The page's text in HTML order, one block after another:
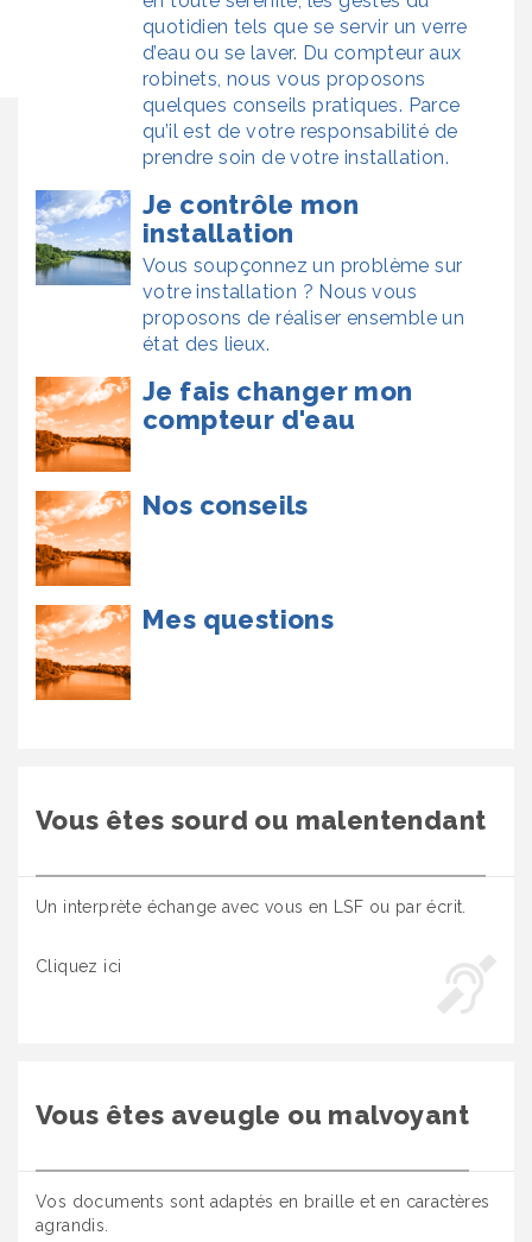
quotidien tels que se servir un verre
d’eau ou se laver. Du compteur aux
robinets, nous vous proposons
quelques conseils pratiques. Parce
qu’il est de votre responsabilité de
prendre soin de votre installation.
Je contrôle mon
installation
Vous soupçonnez un problème sur
votre installation ? Nous vous
proposons de réaliser ensemble un
état des lieux.
Je fais changer mon
compteur d'eau
Nos conseils
Mes questions
Vous êtes sourd ou malentendant
Un interprète échange avec vous en LSF ou par écrit.
Cliquez ici
Vous êtes aveugle ou malvoyant
Vos documents sont adaptés en braille et en caractères
agrandis.